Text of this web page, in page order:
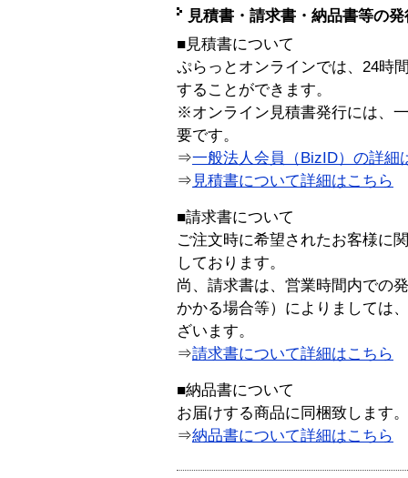
見積書・請求書・納品書等の
■見積書について
ぷらっとオンラインでは、24時
することができます。
※オンライン見積書発行には、
要です。
⇒一般法人会員（BizID）の詳細
⇒ 見積書について詳細はこちら
■請求書について
ご注文時に希望されたお客様に
しております。
尚、請求書は、営業時間内での
かかる場合等）によりましては
ざいます。
⇒請求書について詳細はこちら
■納品書について
お届けする商品に同梱致します。
⇒納品書について詳細はこちら